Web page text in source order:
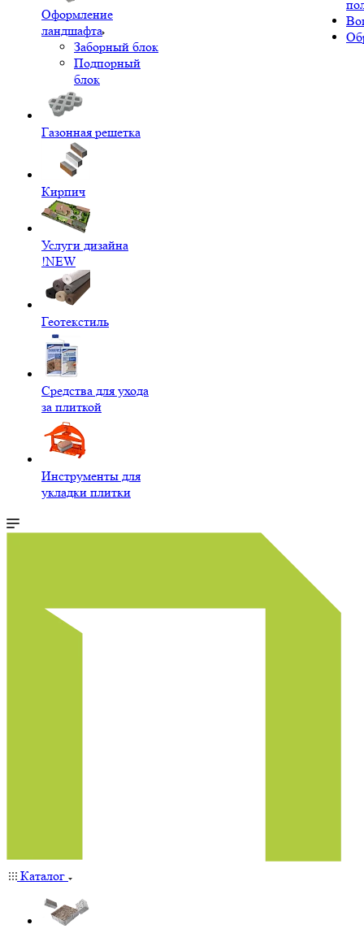
Оформление
ландшафта
Заборный блок
Подпорный
блок
Газонная решетка
Кирпич
Услуги дизайна
!NEW
Геотекстиль
Средства для ухода
за плиткой
Инструменты для
укладки плитки
Каталог